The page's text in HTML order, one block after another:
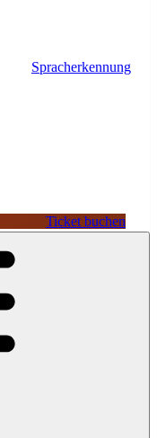
Spracherkennung
Ticket buchen